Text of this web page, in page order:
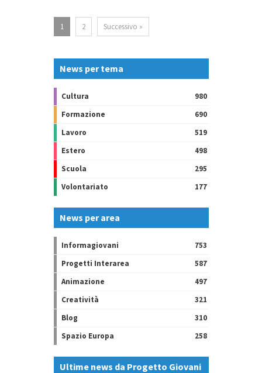
1 2 Successivo »
News per tema
Cultura
980
Formazione
690
Lavoro
519
Estero
498
Scuola
295
Volontariato
177
News per area
Informagiovani
753
Progetti Interarea
587
Animazione
497
Creatività
321
Blog
310
Spazio Europa
258
Ultime news da Progetto Giovani